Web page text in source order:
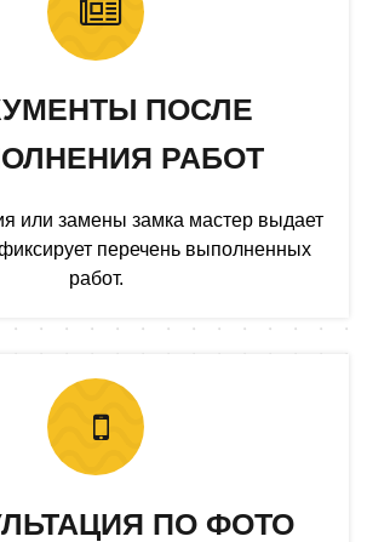
ПОСЛЕ
РАБОТ
или замены замка мастер выдает
перечень выполненных
работ.
ПО ФОТО